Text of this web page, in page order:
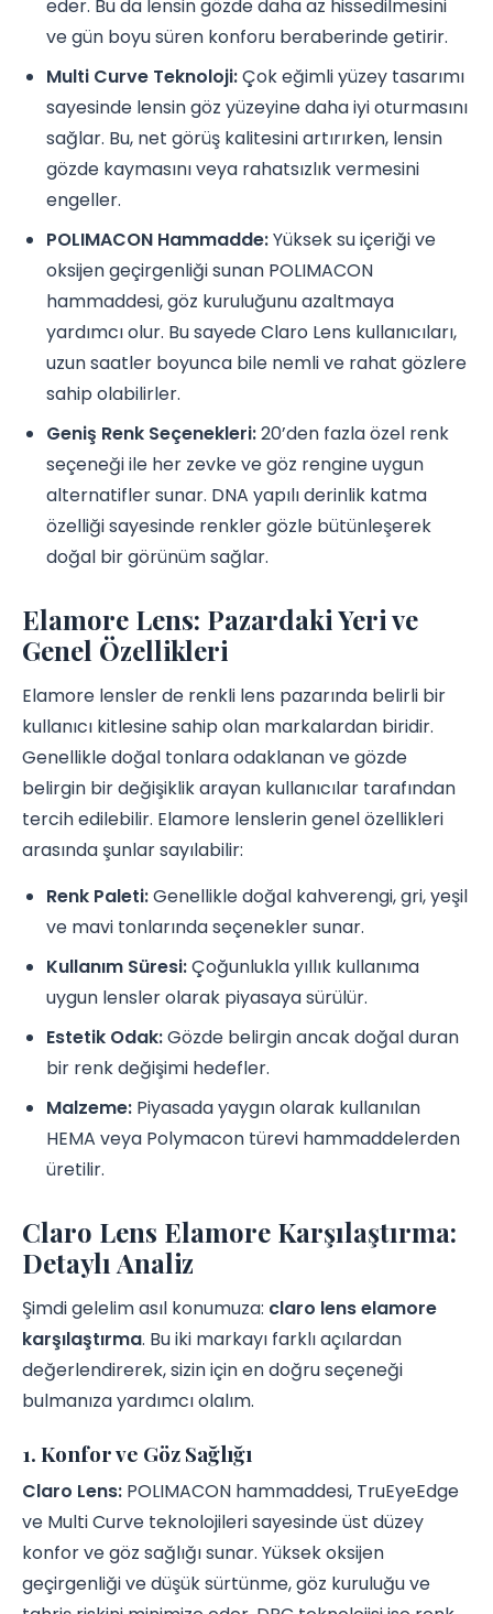
eder. Bu da lensin gözde daha az hissedilmesini
ve gün boyu süren konforu beraberinde getirir.
Multi Curve Teknoloji:Çok eğimli yüzey tasarımı
sayesinde lensin göz yüzeyine daha iyi oturmasını
sağlar. Bu, net görüş kalitesini artırırken, lensin
gözde kaymasını veya rahatsızlık vermesini
engeller.
POLIMACON Hammadde:Yüksek su içeriği ve
oksijen geçirgenliği sunan POLIMACON
hammaddesi, göz kuruluğunu azaltmaya
yardımcı olur. Bu sayede Claro Lens kullanıcıları,
uzun saatler boyunca bile nemli ve rahat gözlere
sahip olabilirler.
Geniş Renk Seçenekleri:20’den fazla özel renk
seçeneği ile her zevke ve göz rengine uygun
alternatifler sunar. DNA yapılı derinlik katma
özelliği sayesinde renkler gözle bütünleşerek
doğal bir görünüm sağlar.
Elamore Lens: Pazardaki Yeri ve
Genel Özellikleri
Elamore lensler de renkli lens pazarında belirli bir
kullanıcı kitlesine sahip olan markalardan biridir.
Genellikle doğal tonlara odaklanan ve gözde
belirgin bir değişiklik arayan kullanıcılar tarafından
tercih edilebilir. Elamore lenslerin genel özellikleri
arasında şunlar sayılabilir:
Renk Paleti:Genellikle doğal kahverengi, gri, yeşil
ve mavi tonlarında seçenekler sunar.
Kullanım Süresi:Çoğunlukla yıllık kullanıma
uygun lensler olarak piyasaya sürülür.
Estetik Odak:Gözde belirgin ancak doğal duran
bir renk değişimi hedefler.
Malzeme: Piyasada yaygın olarak kullanılan
HEMA veya Polymacon türevi hammaddelerden
üretilir.
Claro Lens Elamore Karşılaştırma:
Detaylı Analiz
Şimdi gelelim asıl konumuza: claro lens elamore
karşılaştırma. Bu iki markayı farklı açılardan
değerlendirerek, sizin için en doğru seçeneği
bulmanıza yardımcı olalım.
1. Konfor ve Göz Sağlığı
Claro Lens: POLIMACON hammaddesi, TruEyeEdge
ve Multi Curve teknolojileri sayesinde üst düzey
konfor ve göz sağlığı sunar. Yüksek oksijen
geçirgenliği ve düşük sürtünme, göz kuruluğu ve